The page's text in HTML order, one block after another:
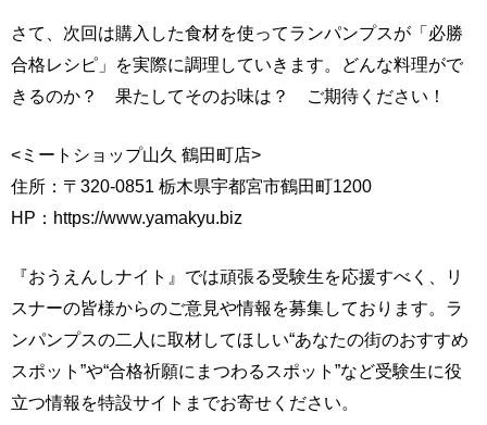
さて、次回は購入した食材を使ってランパンプスが「必勝
合格レシピ」を実際に調理していきます。どんな料理がで
きるのか？ 果たしてそのお味は？ ご期待ください！
<ミートショップ山久 鶴田町店>
住所：〒320-0851 栃木県宇都宮市鶴田町1200
HP：https://www.yamakyu.biz
『おうえんしナイト』では頑張る受験生を応援すべく、リ
スナーの皆様からのご意見や情報を募集しております。ラ
ンパンプスの二人に取材してほしい“あなたの街のおすすめ
スポット”や“合格祈願にまつわるスポット”など受験生に役
立つ情報を特設サイトまでお寄せください。